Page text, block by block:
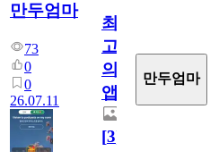
만두엄마
73
0
0
26.07.11
최
고
의
앱.
[3]
만두엄마